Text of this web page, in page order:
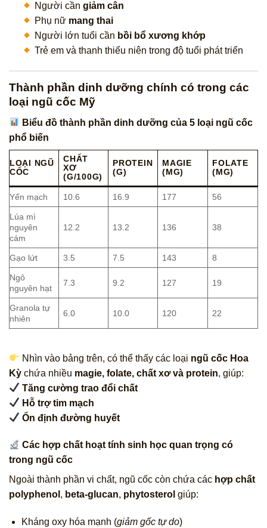
Người cầngiảm cân
Phụ nữ mang thai
Người lớn tuổi cần bồi bổ xương khớp
Trẻ em và thanh thiếu niên trong độ tuổi phát triển
Thành phần dinh dưỡng chính có trong các
loại ngũ cốc Mỹ
Biểu đồ thành phần dinh dưỡng của 5 loại ngũ cốc
phổ biến
LOẠI NGŨ
CỐC
CHẤT
XƠ
(G/100G)
PROTEIN
(G)
MAGIE
(MG)
FOLATE
(ΜG)
Yến mạch 10.6 16.9 177 56
Lúa mì
nguyên
cám
12.2 13.2 136 38
Gạo lứt 3.5 7.5 143 8
Ngô
nguyên hạt
7.3 9.2 127 19
Granola tự
nhiên
6.0 10.0 120 22
Nhìn vào bảng trên, có thể thấy các loại ngũ cốc Hoa
Kỳ chứa nhiều magie, folate, chất xơ và protein, giúp:
Tăng cường trao đổi chất
Hỗ trợ tim mạch
Ổn định đường huyết
Các hợp chất hoạt tính sinh học quan trọng có
trong ngũ cốc
Ngoài thành phần vi chất, ngũ cốc còn chứa các hợp chất
polyphenol , beta-glucan, phytosterol giúp:
Kháng oxy hóa mạnh (giảm gốc tự do)